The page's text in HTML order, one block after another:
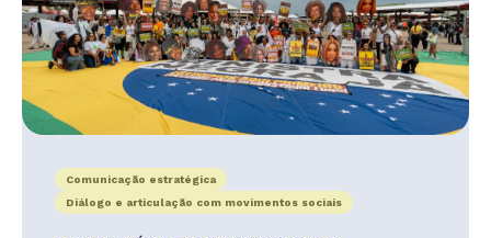
Comunicação estratégica
Diálogo e articulação com movimentos sociais